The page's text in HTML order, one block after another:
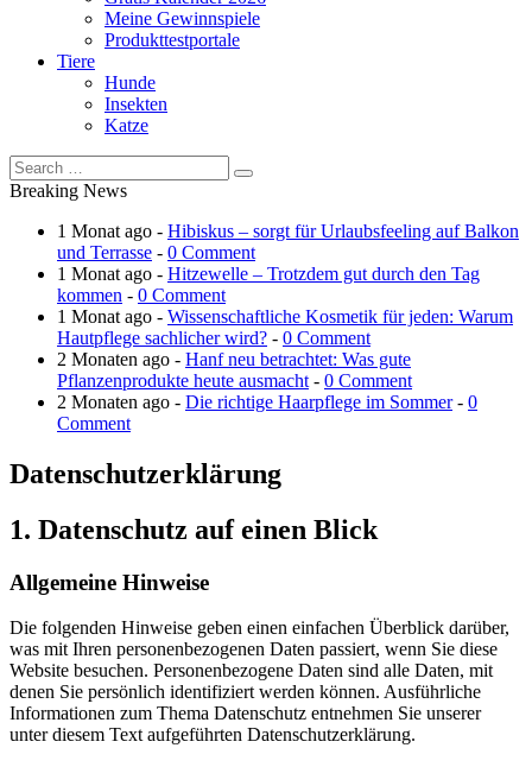
Meine Gewinnspiele
Produkttestportale
Tiere
Hunde
Insekten
Katze
Breaking News
1 Monat ago - Hibiskus – sorgt für Urlaubsfeeling auf Balkon
und Terrasse - 0 Comment
1 Monat ago - Hitzewelle – Trotzdem gut durch den Tag
kommen - 0 Comment
1 Monat ago - Wissenschaftliche Kosmetik für jeden: Warum
Hautpflege sachlicher wird? - 0 Comment
2 Monaten ago - Hanf neu betrachtet: Was gute
Pflanzenprodukte heute ausmacht - 0 Comment
2 Monaten ago - Die richtige Haarpflege im Sommer- 0
Comment
Datenschutzerklärung
1. Datenschutz auf einen Blick
Allgemeine Hinweise
Die folgenden Hinweise geben einen einfachen Überblick darüber,
was mit Ihren personenbezogenen Daten passiert, wenn Sie diese
Website besuchen. Personenbezogene Daten sind alle Daten, mit
denen Sie persönlich identifiziert werden können. Ausführliche
Informationen zum Thema Datenschutz entnehmen Sie unserer
unter diesem Text aufgeführten Datenschutzerklärung.